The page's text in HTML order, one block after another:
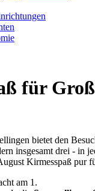
für
bietet den
insgesamt drei - in
Kirmesspaß pur
am 1.